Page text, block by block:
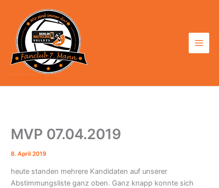
springen
MVP 07.04.2019
8. April 2019
heute standen mehrere Kandidaten auf unserer
Abstimmungsliste ganz oben. Ganz knapp konnte sich